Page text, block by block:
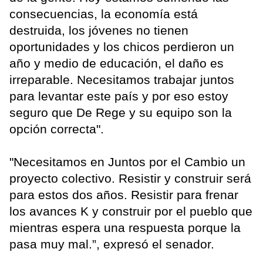
consecuencias, la economía está
destruida, los jóvenes no tienen
oportunidades y los chicos perdieron un
año y medio de educación, el daño es
irreparable. Necesitamos trabajar juntos
para levantar este país y por eso estoy
seguro que De Rege y su equipo son la
opción correcta".
"Necesitamos en Juntos por el Cambio un
proyecto colectivo. Resistir y construir será
para estos dos años. Resistir para frenar
los avances K y construir por el pueblo que
mientras espera una respuesta porque la
pasa muy mal.”, expresó el senador.